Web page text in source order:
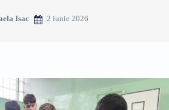
Isac 2 iunie 2026